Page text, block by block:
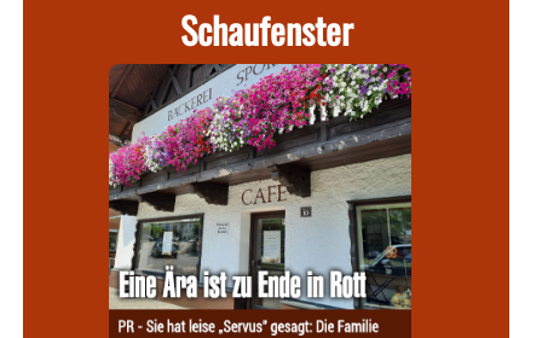
Schaufenster